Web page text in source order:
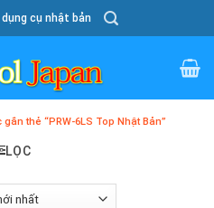
cụ nhật bản
thẻ “PRW-6LS Top Nhật Bản”
LỌC